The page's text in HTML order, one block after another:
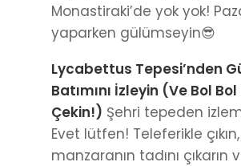
Monastiraki’de yok yok!
yaparken gülümseyin😎
Lycabettus Tepesi’nden
Batımını İzleyin (Ve Bol
Çekin!) Şehri tepeden
Evet lütfen! Teleferikle çıkın,
manzaranın tadını çıkarın